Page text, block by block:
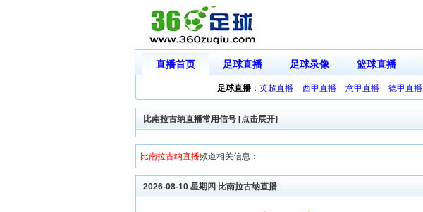
直播首页 足球直播 足球录像 篮球直播
足球直播： 英超直播 西甲直播 意甲直播 德甲直播
比南拉古纳直播常用信号 [点击展开]
比南拉古纳直播频道相关信息：
2026-08-10 星期四 比南拉古纳直播